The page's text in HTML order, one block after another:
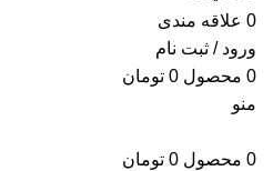
0 علاقه مندی
ورود / ثبت نام
0 محصول 0 تومان
منو
0 محصول 0 تومان